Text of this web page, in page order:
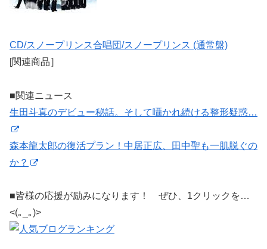
CD/スノープリンス合唱団/スノープリンス (通常盤)
[関連商品］
■関連ニュース
生田斗真のデビュー秘話。そして囁かれ続ける整形疑惑…
森本龍太郎の復活プラン！中居正広、田中聖も一肌脱ぐの
か？
■皆様の応援が励みになります！ ぜひ、1クリックを…
<(｡_｡)>